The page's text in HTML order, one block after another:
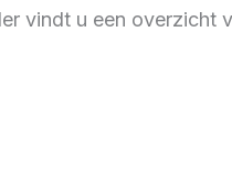
vindt u een overzicht